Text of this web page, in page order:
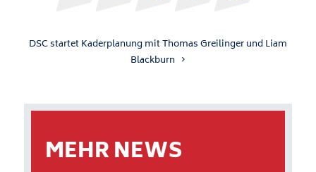
DSC startet Kaderplanung mit Thomas Greilinger und Liam
Blackburn
MEHR NEWS